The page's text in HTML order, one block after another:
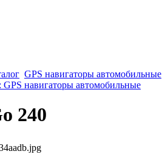
GPS навигаторы автомобильные
GPS навигаторы автомобильные
240